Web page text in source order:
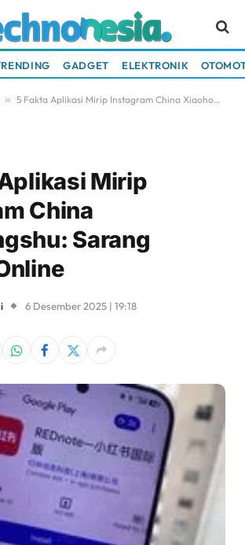
GADGET ELEKTRONIK
» 5 Fakta Aplikasi Mirip Instagram China Xiaohongshu: Sarang Penipu Online
Mirip
China
Sarang
6 Desember 2025 | 19:18